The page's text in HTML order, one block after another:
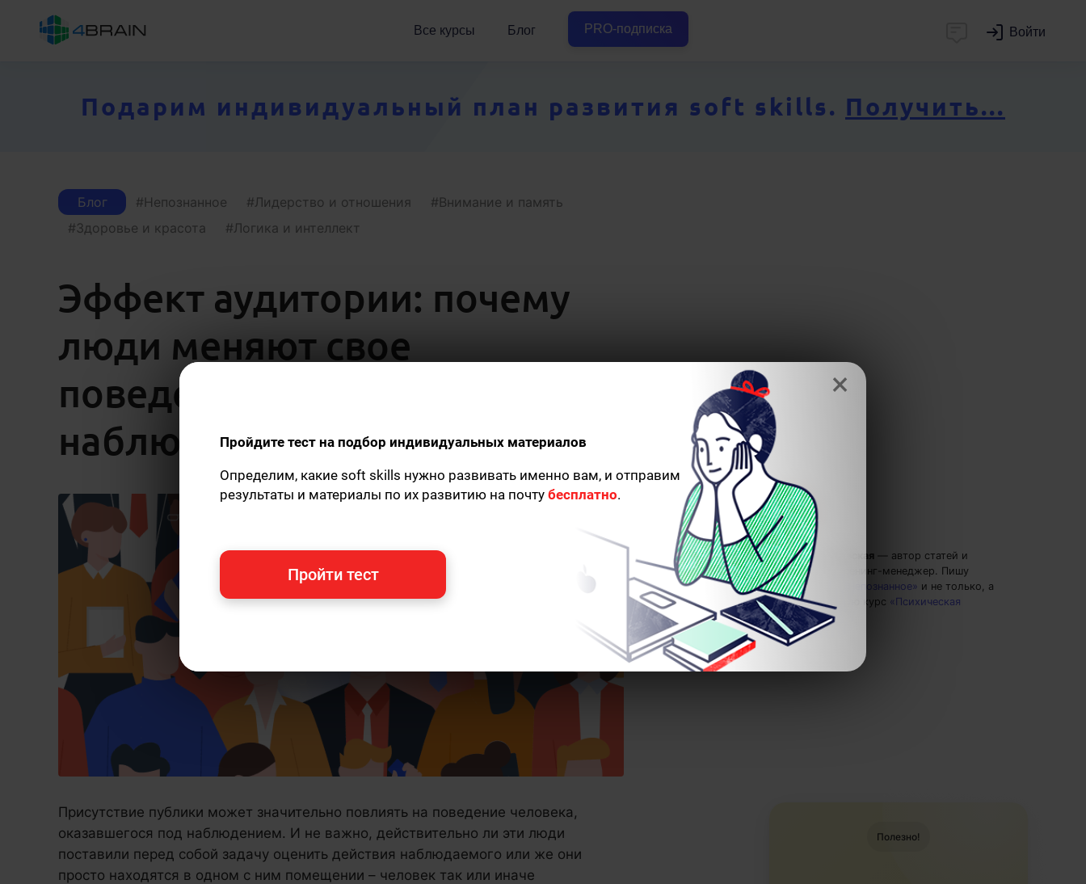
Все курсы Блог PRO-подписка Войти
Подарим индивидуальный план развития soft skills. Получить...
Блог Непознанное Лидерство и отношения
Внимание и память
Здоровье и красота
Логика и интеллект
Эффект аудитории: почему
люди меняют свое
поведение, когда за ними
наблюдают?
Вероника Вербовская — автор статей и
курсов 4brain, тренинг-менеджер. Пишу
статьи по теме
«Непознанное» и не только, а
также рекомендую курс «Психическая
саморегуляция»
Присутствие публики может значительно повлиять на поведение человека,
оказавшегося под наблюдением. И не важно, действительно ли эти люди
поставили перед собой задачу оценить действия наблюдаемого или же они
просто находятся в одном с ним помещении – человек так или иначе
Полезно!
×
Пройдите тест на подбор индивидуальных материалов
Определим, какие soft skills нужно развивать именно вам, и отправим
результаты и материалы по их развитию на почту бесплатно.
Пройти тест